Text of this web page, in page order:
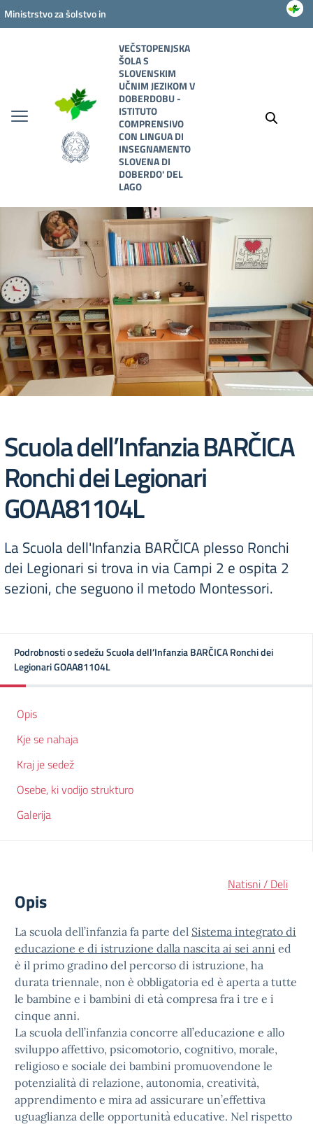
Vai ai contenuti
Vai al menu di navigazione
Vai al footer
Ministrstvo za šolstvo in
VEČSTOPENJSKA
ŠOLA S
SLOVENSKIM
UČNIM JEZIKOM V
DOBERDOBU -
ISTITUTO
COMPRENSIVO
CON LINGUA DI
INSEGNAMENTO
SLOVENA DI
DOBERDO' DEL
LAGO
Scuola dell’Infanzia BARČICA
Ronchi dei Legionari
GOAA81104L
La Scuola dell'Infanzia BARČICA plesso Ronchi
dei Legionari si trova in via Campi 2 e ospita 2
sezioni, che seguono il metodo Montessori.
Podrobnosti o sedežu Scuola dell’Infanzia BARČICA Ronchi dei
Legionari GOAA81104L
Opis
Kje se nahaja
Kraj je sedež
Osebe, ki vodijo strukturo
Galerija
Natisni / Deli
Opis
La scuola dell’infanzia fa parte del Sistema integrato di
educazione e di istruzione dalla nascita ai sei anni ed
è il primo gradino del percorso di istruzione, ha
durata triennale, non è obbligatoria ed è aperta a tutte
le bambine e i bambini di età compresa fra i tre e i
cinque anni.
La scuola dell’infanzia concorre all’educazione e allo
sviluppo affettivo, psicomotorio, cognitivo, morale,
religioso e sociale dei bambini promuovendone le
potenzialità di relazione, autonomia, creatività,
apprendimento e mira ad assicurare un’effettiva
uguaglianza delle opportunità educative. Nel rispetto